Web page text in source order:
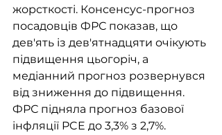
жорсткості. Консенсус-прогноз
посадовців ФРС показав, що
дев'ять із дев'ятнадцяти очікують
підвищення цьогоріч, а
медіанний прогноз розвернувся
від зниження до підвищення.
ФРС підняла прогноз базової
інфляції PCE до 3,3% з 2,7%.